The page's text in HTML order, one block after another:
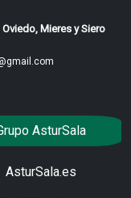
Mieres y Siero
AsturSala
AsturSala.es